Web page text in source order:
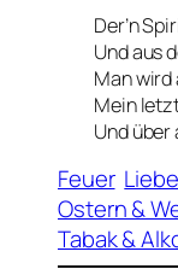
Der’n
Und aus
Man wird
Mein
Und
Feuer
Ostern &
Tabak &